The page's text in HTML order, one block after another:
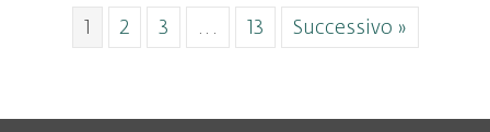
1 2 3 … 13 Successivo »